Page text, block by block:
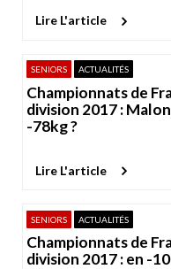
Lire L'article
SENIORS ACTUALITÉS
Championnats de
division 2017 :
-78kg ?
Lire L'article
SENIORS ACTUALITÉS
Championnats de
division 2017 : en -